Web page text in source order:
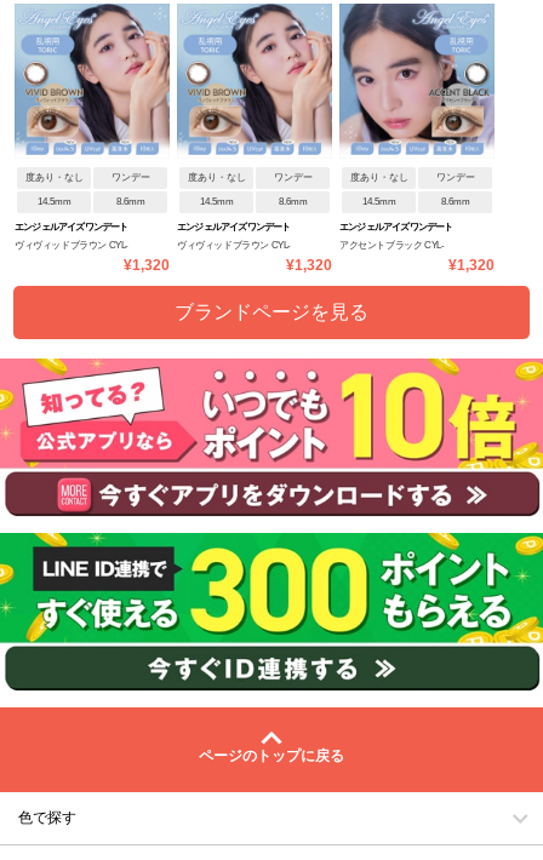
度あり・なし ワンデー
14.5mm 8.6mm
エンジェルアイズワンデート
ーリック(乱視用)
ヴィヴィッドブラウン CYL-
¥1,320
度あり・なし ワンデー
14.5mm 8.6mm
エンジェルアイズワンデート
ーリック(乱視用)
ヴィヴィッドブラウン CYL-
¥1,320
度あり・なし ワンデー
14.5mm 8.6mm
エンジェルアイズワンデート
アクセントブラック CYL-
¥1,320
ブランドページを見る
ページのトップに戻る
色で探す